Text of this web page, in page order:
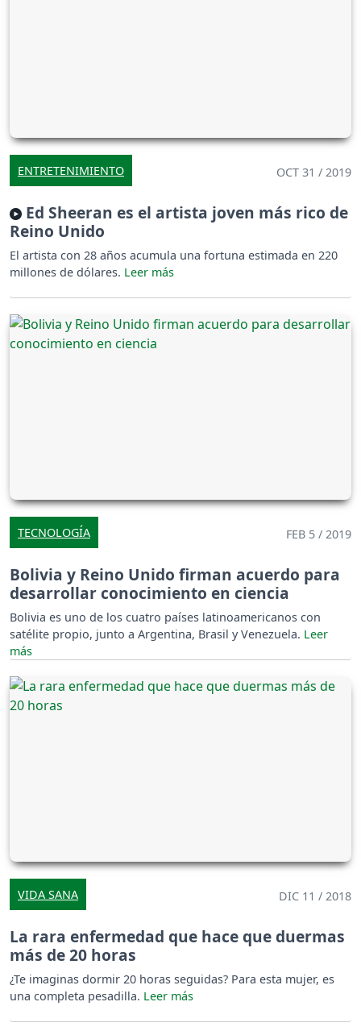
ENTRETENIMIENTO OCT 31 / 2019
Ed Sheeran es el artista joven más rico de
Reino Unido
El artista con 28 años acumula una fortuna estimada en 220
millones de dólares.
TECNOLOGÍA FEB 5 / 2019
Bolivia y Reino Unido firman acuerdo para
desarrollar conocimiento en ciencia
Bolivia es uno de los cuatro países latinoamericanos con
satélite propio, junto a Argentina, Brasil y Venezuela.
VIDA SANA DIC 11 / 2018
La rara enfermedad que hace que duermas
más de 20 horas
¿Te imaginas dormir 20 horas seguidas? Para esta mujer, es
una completa pesadilla.